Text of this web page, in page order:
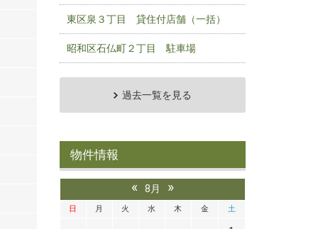
東区泉３丁目 貸住付店舗（一括）
昭和区石仏町２丁目 駐車場
過去一覧を見る
物件情報
« 8月 »
日 月 火 水 木 金 土